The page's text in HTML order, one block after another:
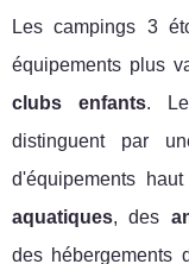
Les campings 3
équipements plus
clubs enfants.
distinguent par
d'équipements
aquatiques, des
des hébergements